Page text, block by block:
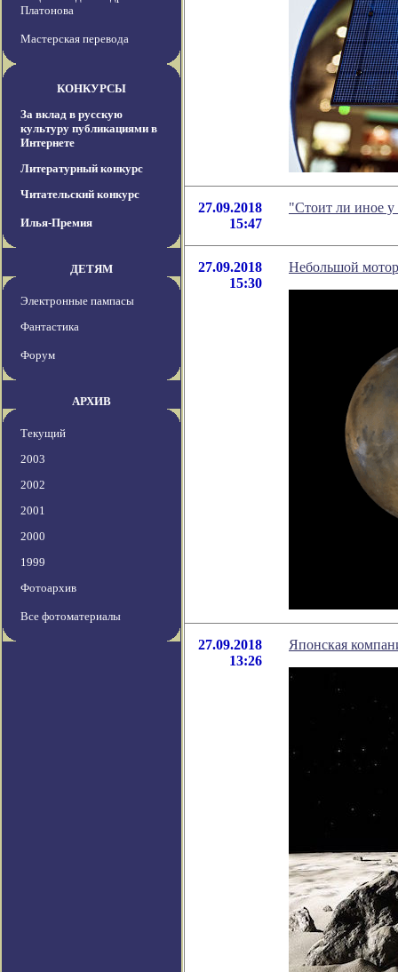
Платонова
Мастерская перевода
КОНКУРСЫ
За вклад в русскую
культуру публикациями в
Интернете
Литературный конкурс
Читательский конкурс
Илья-Премия
ДЕТЯМ
Электронные пампасы
Фантастика
Форум
АРХИВ
Текущий
2003
2002
2001
2000
1999
Фотоархив
Все фотоматериалы
27.09.2018
15:47
"Стоит ли иное
27.09.2018
15:30
Небольшой
27.09.2018
13:26
Японская